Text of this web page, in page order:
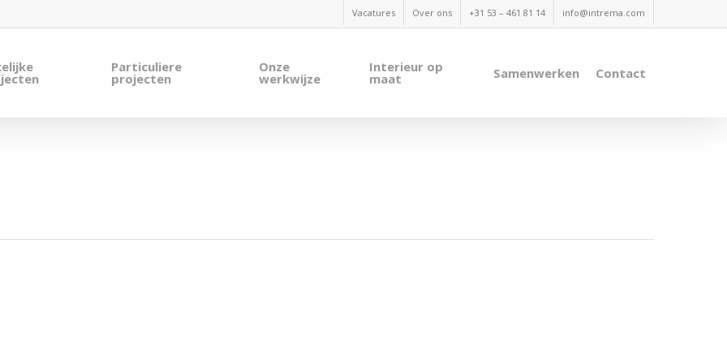
Vacatures Over ons +31 53 – 461 81 14 info@intrema.com
Particuliere
projecten
Onze
werkwijze
Interieur op
maat Samenwerken Contact